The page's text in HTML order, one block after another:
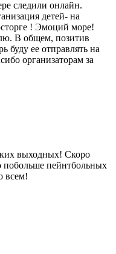
следили онлайн.
детей- на
! Эмоций море!
В общем, позитив
буду ее отправлять на
организаторам за
выходных! Скоро
пейнтбольных
всем!